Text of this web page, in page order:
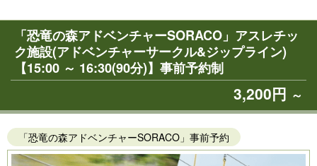
「恐竜の森アドベンチャーSORACO」アスレチッ
ク施設(アドベンチャーサークル&ジップライン)
【15:00 ～ 16:30(90分)】事前予約制
3,200円 ～
「恐竜の森アドベンチャーSORACO」事前予約